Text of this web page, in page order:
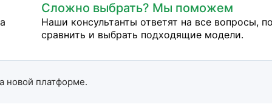
Сложно выбрать? Мы поможем
Наши консультанты ответят на все вопросы,
сравнить и выбрать подходящие модели.
новой платформе.